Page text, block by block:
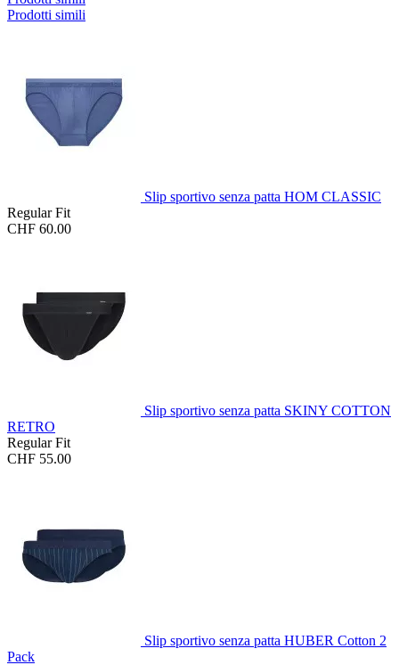
Prodotti simili
Slip sportivo senza patta HOM CLASSIC
Regular Fit
CHF 60.00
Slip sportivo senza patta SKINY COTTON
RETRO
Regular Fit
CHF 55.00
Slip sportivo senza patta HUBER Cotton 2
Pack